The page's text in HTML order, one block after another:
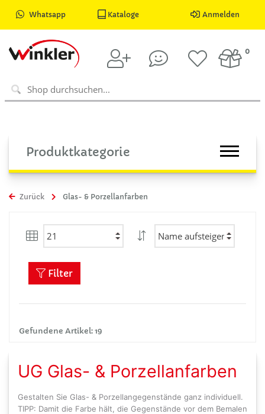
Whatsapp Kataloge Anmelden
0
Produktkategorie
Zurück Glas- & Porzellanfarben
Gefundene Artikel: 19
Filter
UG Glas- & Porzellanfarben
Gestalten Sie Glas- & Porzellangegenstände ganz individuell.
TIPP: Damit die Farbe hält, die Gegenstände vor dem Bemalen